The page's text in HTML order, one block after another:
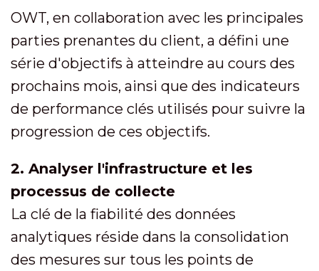
OWT, en collaboration avec les principales
parties prenantes du client, a défini une
série d'objectifs à atteindre au cours des
prochains mois, ainsi que des indicateurs
de performance clés utilisés pour suivre la
progression de ces objectifs.
2. Analyser l'infrastructure et les
processus de collecte
La clé de la fiabilité des données
analytiques réside dans la consolidation
des mesures sur tous les points de